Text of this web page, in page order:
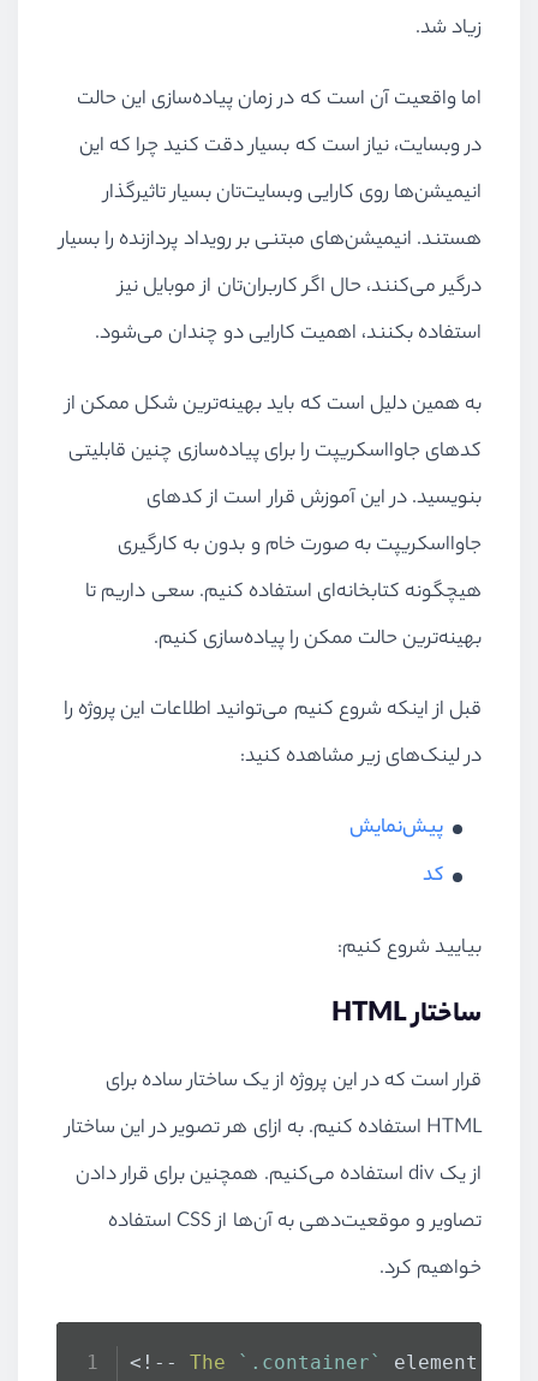
زیاد شد.
اما واقعیت آن است که در زمان پیاده‌سازی این حالت
در وبسایت، نیاز است که بسیار دقت کنید چرا که این
انیمیشن‌ها روی کارایی وبسایت‌تان بسیار تاثیرگذار
هستند. انیمیشن‌های مبتنی بر رویداد پردازنده را بسیار
درگیر می‌کنند، حال اگر کاربران‌تان از موبایل نیز
استفاده بکنند، اهمیت کارایی دو چندان می‌شود.
به همین دلیل است که باید بهینه‌ترین شکل ممکن از
کدهای جاوااسکریپت را برای پیاده‌سازی چنین قابلیتی
بنویسید. در این آموزش قرار است از کدهای
جاوااسکریپت به صورت خام و بدون به کارگیری
هیچگونه کتابخانه‌ای استفاده کنیم. سعی داریم تا
بهینه‌ترین حالت ممکن را پیاده‌سازی کنیم.
قبل از اینکه شروع کنیم می‌توانید اطلاعات این پروژه را
در لینک‌های زیر مشاهده کنید:
پیش‌نمایش
کد
بیایید شروع کنیم:
ساختار HTML
قرار است که در این پروژه از یک ساختار ساده برای
HTML استفاده کنیم. به ازای هر تصویر در این ساختار
از یک div استفاده می‌کنیم. همچنین برای قرار دادن
تصاویر و موقعیت‌دهی به آن‌ها از CSS استفاده
خواهیم کرد.
<!-- The `.container`
element